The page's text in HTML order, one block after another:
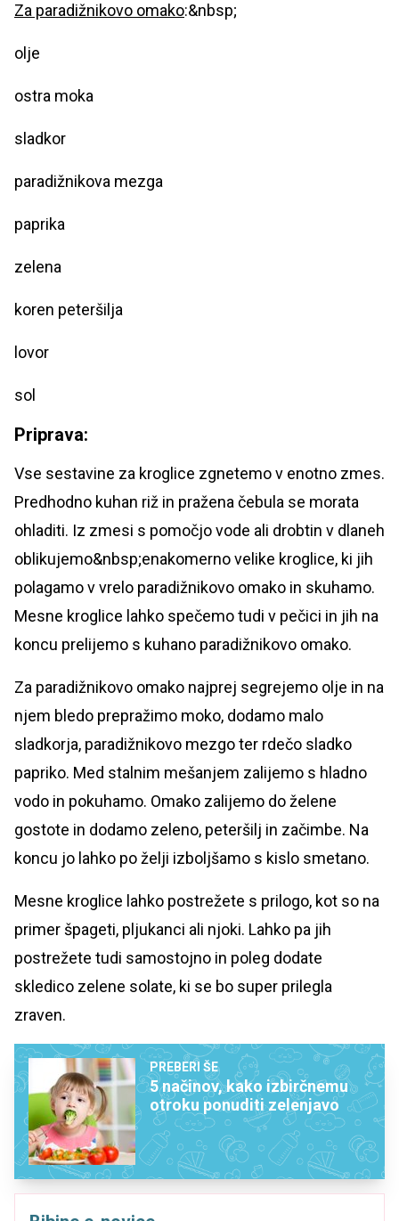
Za paradižnikovo omako:&nbsp;
olje
ostra moka
sladkor
paradižnikova mezga
paprika
zelena
koren peteršilja
lovor
sol
Priprava:
Vse sestavine za kroglice zgnetemo v enotno zmes.
Predhodno kuhan riž in pražena čebula se morata
ohladiti. Iz zmesi s pomočjo vode ali drobtin v dlaneh
oblikujemo&nbsp;enakomerno velike kroglice, ki jih
polagamo v vrelo paradižnikovo omako in skuhamo.
Mesne kroglice lahko spečemo tudi v pečici in jih na
koncu prelijemo s kuhano paradižnikovo omako.
Za paradižnikovo omako najprej segrejemo olje in na
njem bledo prepražimo moko, dodamo malo
sladkorja, paradižnikovo mezgo ter rdečo sladko
papriko. Med stalnim mešanjem zalijemo s hladno
vodo in pokuhamo. Omako zalijemo do želene
gostote in dodamo zeleno, peteršilj in začimbe. Na
koncu jo lahko po želji izboljšamo s kislo smetano.
Mesne kroglice lahko postrežete s prilogo, kot so na
primer špageti, pljukanci ali njoki. Lahko pa jih
postrežete tudi samostojno in poleg dodate
skledico zelene solate, ki se bo super prilegla
zraven.
PREBERI ŠE
5 načinov, kako izbirčnemu
otroku ponuditi zelenjavo